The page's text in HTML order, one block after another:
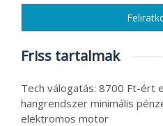
Friss tartalmak
Tech válogatás: 8700 Ft-ért
hangrendszer minimális
elektromos motor